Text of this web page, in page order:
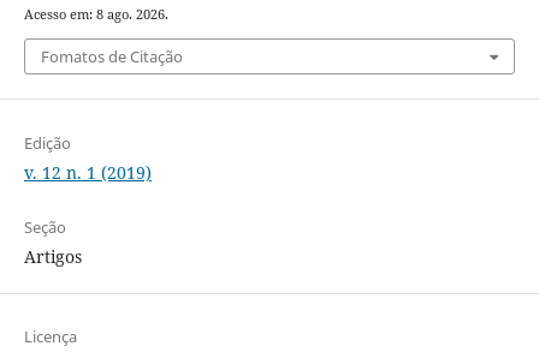
Acesso em: 8 ago. 2026.
Fomatos de Citação
Edição
v. 12 n. 1 (2019)
Seção
Artigos
Licença